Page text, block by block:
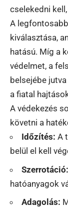
cselekedni
A
kiválasztása,
hatású. Míg a
védelmet, a
belsejébe
a fiatal
A védekezés
követni a
Időzítés: A
belül el kell
Szerrotáció:
hatóanyagok
Adagolás: